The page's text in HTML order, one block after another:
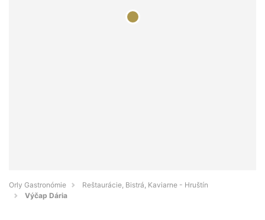
Orly Gastronómie
Reštaurácie, Bistrá, Kaviarne - Hruštín
Výčap Dária